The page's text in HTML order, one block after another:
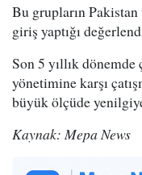
Bu grupların
giriş yaptığı
Son 5 yıllık
yönetimine karşı
büyük ölçüde
Kaynak: Mepa News